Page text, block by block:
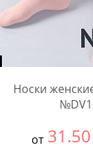
Носки
от 31.50